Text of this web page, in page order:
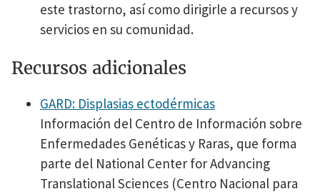
este trastorno, así como dirigirle a recursos y
servicios en su comunidad.
Recursos adicionales
GARD: Displasias ectodérmicas
Información del Centro de Información sobre
Enfermedades Genéticas y Raras, que forma
parte del National Center for Advancing
Translational Sciences (Centro Nacional para